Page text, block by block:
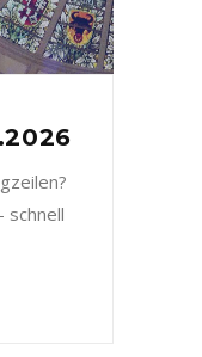
schnell